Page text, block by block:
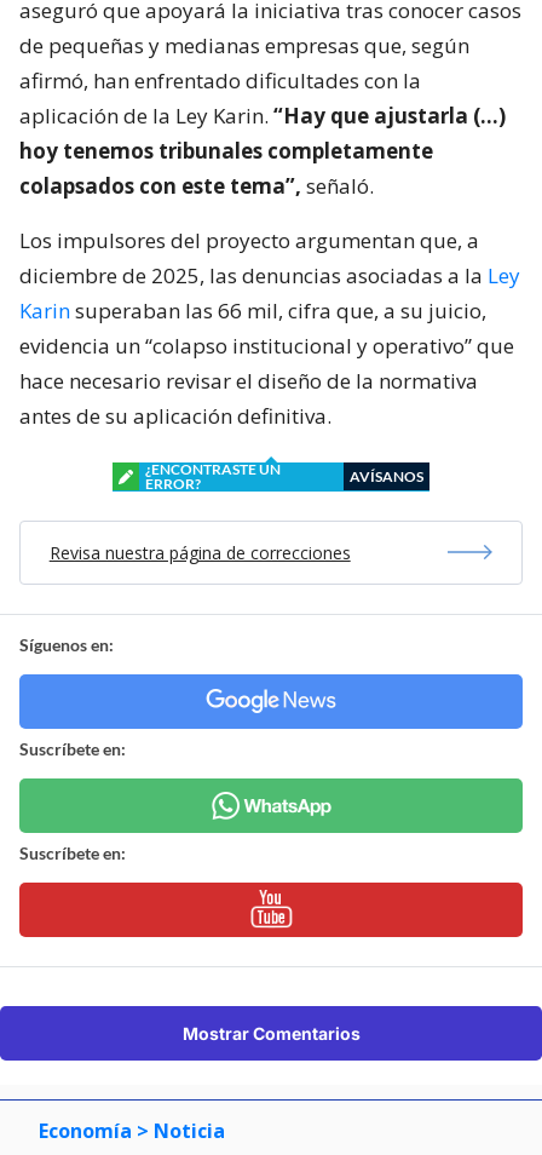
aseguró que apoyará la iniciativa tras conocer casos
de pequeñas y medianas empresas que, según
afirmó, han enfrentado dificultades con la
aplicación de la Ley Karin. “Hay que ajustarla (…)
hoy tenemos tribunales completamente
colapsados con este tema”, señaló.
Los impulsores del proyecto argumentan que, a
diciembre de 2025, las denuncias asociadas a la Ley
Karinsuperaban las 66 mil, cifra que, a su juicio,
evidencia un “colapso institucional y operativo” que
hace necesario revisar el diseño de la normativa
antes de su aplicación definitiva.
¿ENCONTRASTE UN
ERROR?
AVÍSANOS
Revisa nuestra página de correcciones
Síguenos en:
Suscríbete en:
Suscríbete en:
Mostrar Comentarios
Economía > Noticia